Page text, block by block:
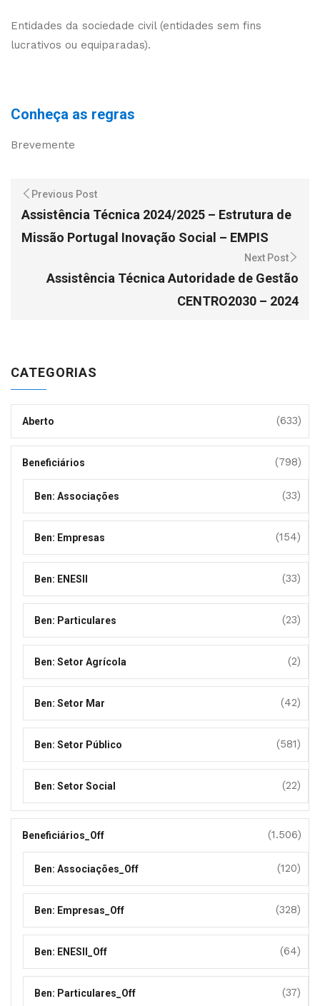
Entidades da sociedade civil (entidades sem fins
lucrativos ou equiparadas).
Conheça as regras
Brevemente
Previous Post
Assistência Técnica 2024/2025 – Estrutura de
Missão Portugal Inovação Social – EMPIS
Next Post
Assistência Técnica Autoridade de Gestão
CENTRO2030 – 2024
CATEGORIAS
Aberto (633)
Beneficiários (798)
Ben: Associações (33)
Ben: Empresas (154)
Ben: ENESII (33)
Ben: Particulares (23)
Ben: Setor Agrícola (2)
Ben: Setor Mar (42)
Ben: Setor Público (581)
Ben: Setor Social (22)
Beneficiários_Off (1.506)
Ben: Associações_Off (120)
Ben: Empresas_Off (328)
Ben: ENESII_Off (64)
Ben: Particulares_Off (37)